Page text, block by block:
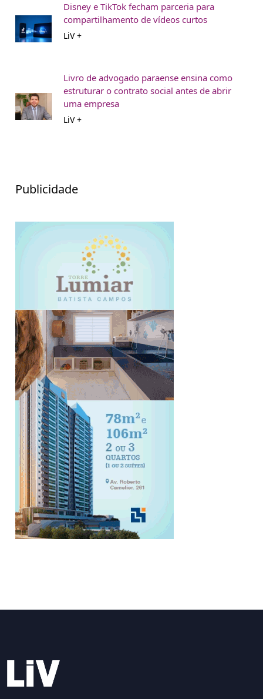
Disney e TikTok fecham parceria para
compartilhamento de vídeos curtos
LiV +
Livro de advogado paraense ensina como
estruturar o contrato social antes de abrir
uma empresa
LiV +
Publicidade